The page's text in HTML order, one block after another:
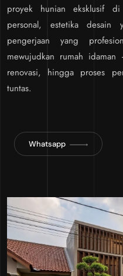
proyek hunian eksklusif di
personal, estetika desain
pengerjaan yang
mewujudkan rumah
renovasi, hingga proses
tuntas.
Whatsapp